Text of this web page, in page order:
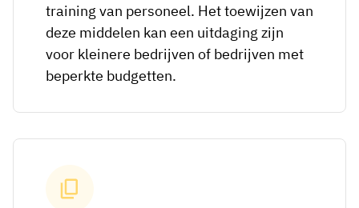
training van personeel. Het toewijzen van
deze middelen kan een uitdaging zijn
voor kleinere bedrijven of bedrijven met
beperkte budgetten.